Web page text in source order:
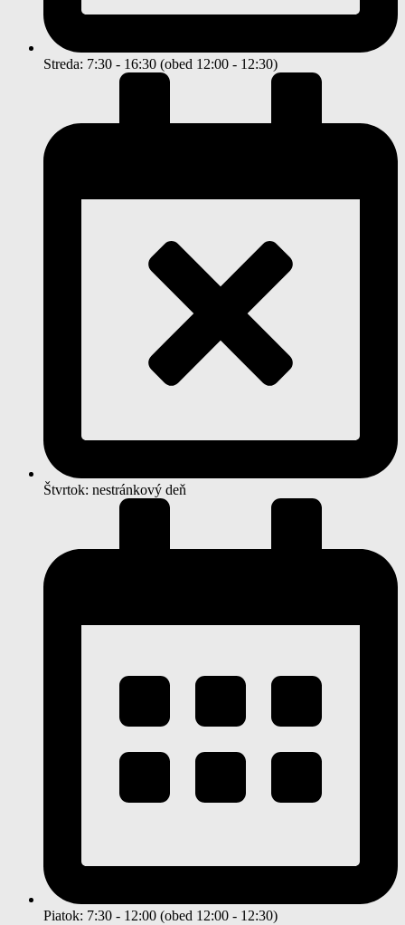
Streda: 7:30 - 16:30 (obed 12:00 - 12:30)
Štvrtok: nestránkový deň
Piatok: 7:30 - 12:00 (obed 12:00 - 12:30)